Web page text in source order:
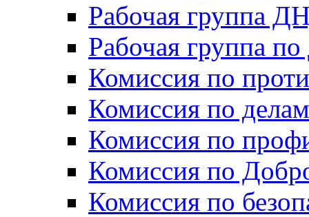
Рабочая группа
Рабочая группа
Комиссия по
Комиссия по
Комиссия по
Комиссия по
Комиссия по